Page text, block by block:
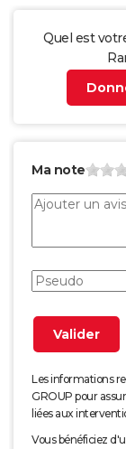
Quel est
Ma note
Les informations
GROUP pour
liées aux
Vous bénéficiez